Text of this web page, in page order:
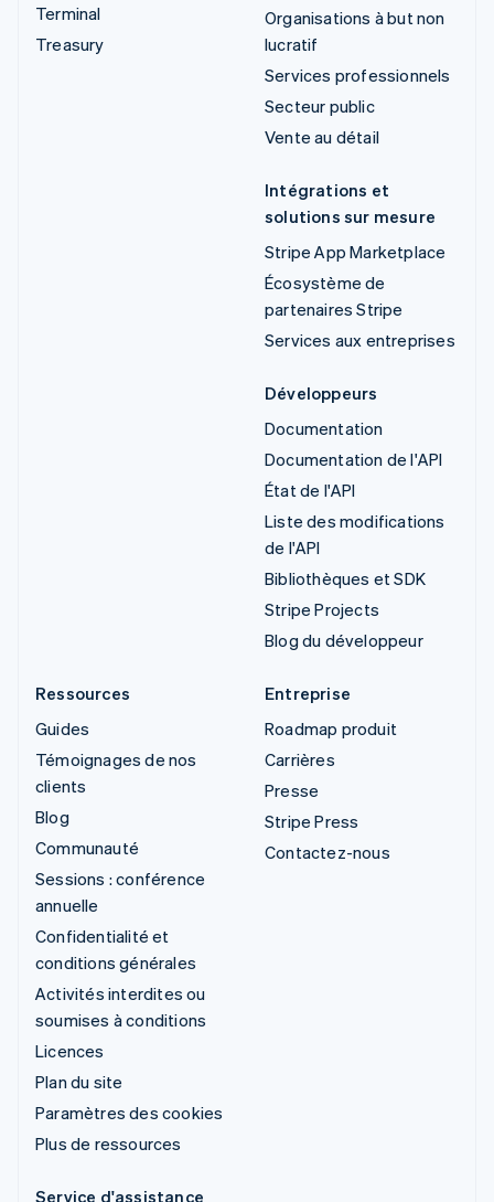
Terminal
Treasury
Organisations à but non
lucratif
Services professionnels
Secteur public
Vente au détail
Intégrations et
solutions sur mesure
Stripe App Marketplace
Écosystème de
partenaires Stripe
Services aux entreprises
Développeurs
Documentation
Documentation de l'API
État de l'API
Liste des modifications
de l'API
Bibliothèques et SDK
Stripe Projects
Blog du développeur
Ressources
Guides
Témoignages de nos
clients
Blog
Communauté
Sessions : conférence
annuelle
Confidentialité et
conditions générales
Activités interdites ou
soumises à conditions
Licences
Plan du site
Paramètres des cookies
Plus de ressources
Entreprise
Roadmap produit
Carrières
Presse
Stripe Press
Contactez-nous
Service d'assistance